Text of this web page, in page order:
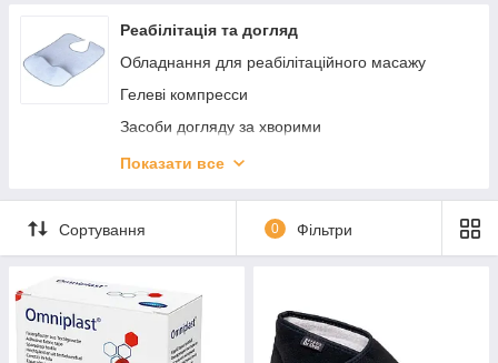
Реабілітація та догляд
Обладнання для реабілітаційного масажу
Гелеві компресси
Засоби догляду за хворими
Паличка для ходьби (Трість)
Приладдя для ванни
Перевязочные средства и уход за ранами
Показати все
Сортування 0 Фільтри